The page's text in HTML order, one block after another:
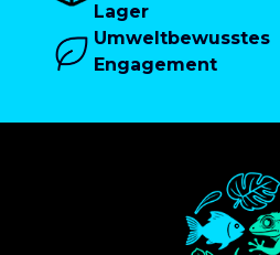
Lager
Umweltbewusstes
Engagement